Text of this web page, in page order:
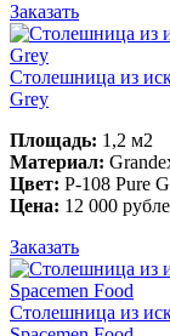
Заказать
Столешница из
Grey
Площадь: 1,2 м2
Материал:
Цвет: P-108 Pure
Цена: 12 000
Заказать
Столешница из